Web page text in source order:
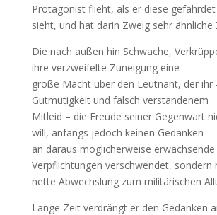
Protagonist flieht, als er diese gefährdet
sieht, und hat darin Zweig sehr ähnliche
Die nach außen hin Schwache,
ihre verzweifelte Zuneigung eine
große Macht über den Leutnant, der ihr
Gutmütigkeit und falsch verstandenem
Mitleid – die Freude seiner Gegenwart
will, anfangs jedoch keinen Gedanken
an daraus möglicherweise erwachsende
Verpflichtungen verschwendet, sondern
nette Abwechslung zum militärischen
Lange Zeit verdrängt er den Gedanken